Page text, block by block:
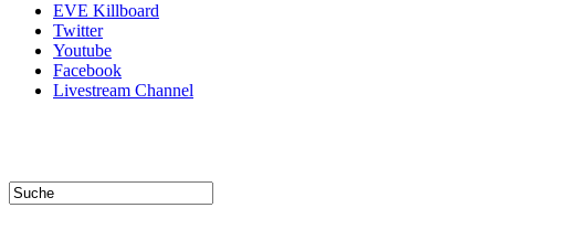
EVE Killboard
Twitter
Youtube
Facebook
Livestream Channel